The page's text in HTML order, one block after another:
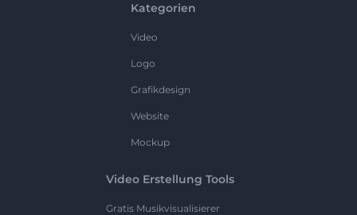
Kategorien
Video
Logo
Grafikdesign
Website
Mockup
Video Erstellung Tools
Gratis Musikvisualisierer